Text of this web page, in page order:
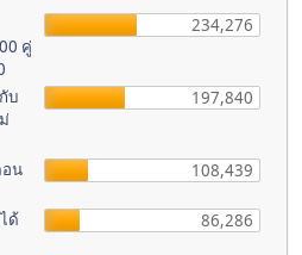
คู่
234,276
บ
197,840
อน
108,439
ด้
86,286